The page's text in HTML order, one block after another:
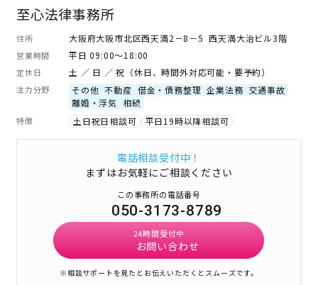
至心法律事務所
住所 大阪府大阪市北区西天満2－8－5 西天満大治ビル3階
営業時間 平日 09:00～18:00
定休日 土 ／ 日 ／ 祝（休日、時間外対応可能・要予約）
注力分野 その他 不動産 借金・債務整理 企業法務 交通事故
離婚・浮気
相続
特徴 土日祝日相談可 平日19時以降相談可
電話相談受付中！
まずはお気軽にご相談ください
この事務所の電話番号
050-3173-8789
24時間受付中
お問い合わせ
※相談サポートを見たとお伝えいただくとスムーズです。